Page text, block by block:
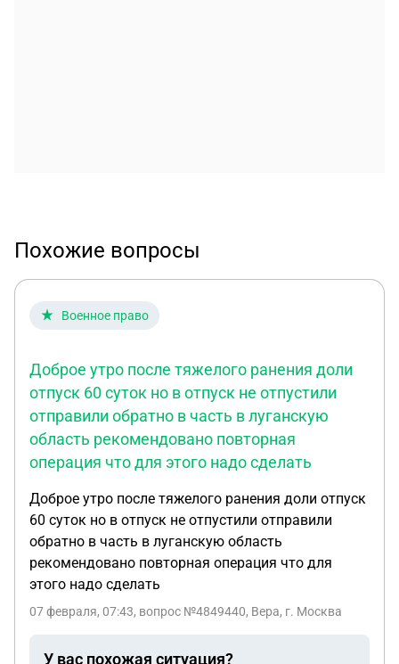
Похожие вопросы
Военное право
Доброе утро после тяжелого ранения доли
отпуск 60 суток но в отпуск не отпустили
отправили обратно в часть в луганскую
область рекомендовано повторная
операция что для этого надо сделать
Доброе утро после тяжелого ранения доли отпуск
60 суток но в отпуск не отпустили отправили
обратно в часть в луганскую область
рекомендовано повторная операция что для
этого надо сделать
07 февраля, 07:43, вопрос №4849440, Вера, г. Москва
У вас похожая ситуация?